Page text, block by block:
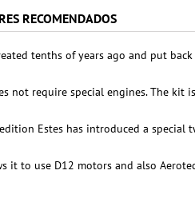
RECOMENDADOS
tenths of years ago and put
not require special engines. The
Estes has introduced a
it to use D12 motors and also